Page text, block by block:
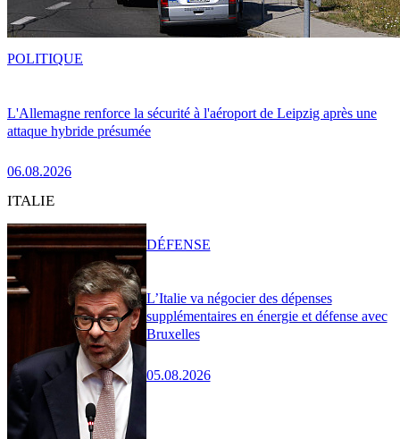
L'Allemagne renforce la sécurité à l'aéroport de Leipzig après une
attaque hybride présumée
06.08.2026
POLITIQUE
ITALIE
L’Italie va négocier des dépenses
supplémentaires en énergie et défense avec
Bruxelles
05.08.2026
DÉFENSE